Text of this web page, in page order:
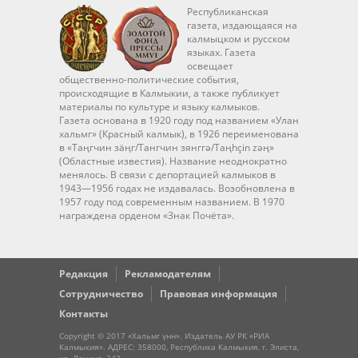
Республиканская
газета, издающаяся на
калмыцком и русском
языках. Газета
освещает
общественно-политические события,
происходящие в Калмыкии, а также публикует
материалы по культуре и языку калмыков.
Газета основана в 1920 году под названием «Улан
хальмг» (Красный калмык), в 1926 переименована
в «Таңгчин зäңг/Тангчин зянггә/Taңhçin zәң»
(Областные известия). Название неоднократно
менялось. В связи с депортацией калмыков в
1943—1956 годах не издавалась. Возобновлена в
1957 году под современным названием. В 1970
награждена орденом «Знак Почёта».
Редакция
Рекламодателям
Сотрудничество
Правовая информация
Контакты
Copyright © 2017 «Хальмг үнн». Издатель АУ РК «РИА
Калмыкия». АДРЕС: 358000, Республика Калмыкия, г. Элиста,